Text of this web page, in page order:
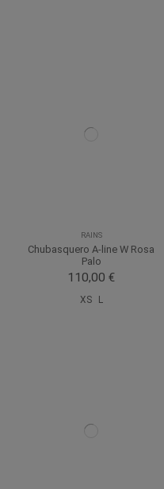
RAINS
Chubasquero A-line W Rosa
Palo
110,00 €
XS L